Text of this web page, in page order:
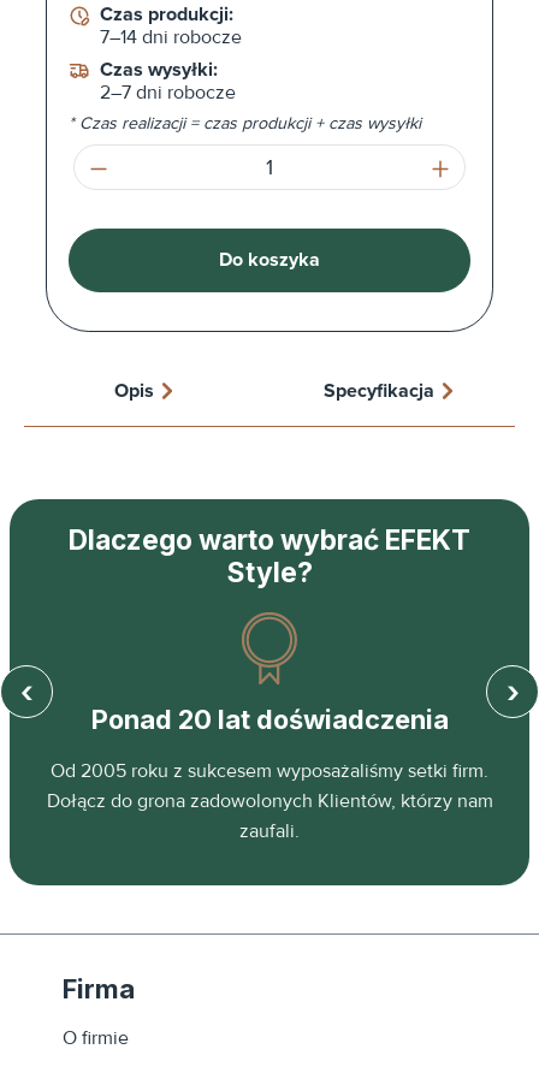
Czas produkcji:
7–14 dni robocze
Czas wysyłki:
2–7 dni robocze
* Czas realizacji = czas produkcji + czas wysyłki
Ilość produktu: Wprowadź żądaną
Do koszyka
Opis Specyfikacja
Dlaczego warto wybrać EFEKT
Style?
Ponad 20 lat doświadczenia
Od 2005 roku z sukcesem wyposażaliśmy setki firm.
Dołącz do grona zadowolonych Klientów, którzy nam
zaufali.
‹ ›
Firma
O firmie